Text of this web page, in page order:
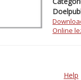
Online
Help